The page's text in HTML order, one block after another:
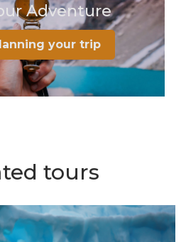
Adventure
your trip
tours